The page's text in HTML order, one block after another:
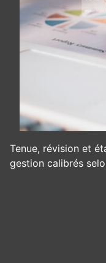
Tenue, révision et
gestion calibrés